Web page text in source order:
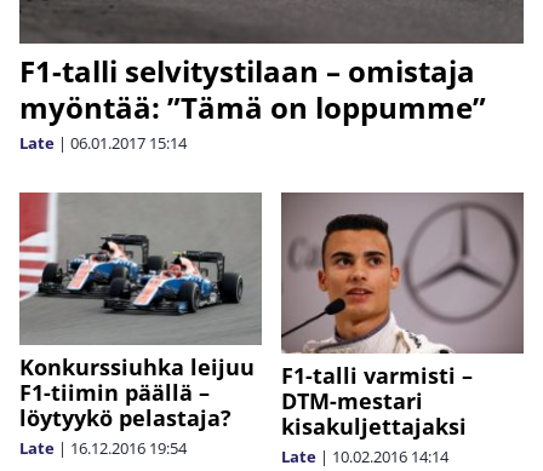
F1-talli selvitystilaan – omistaja
myöntää: ”Tämä on loppumme”
Late | 06.01.2017 15:14
Konkurssiuhka leijuu
F1-tiimin päällä –
löytyykö pelastaja?
Late | 16.12.2016 19:54
F1-talli varmisti –
DTM-mestari
kisakuljettajaksi
Late | 10.02.2016 14:14